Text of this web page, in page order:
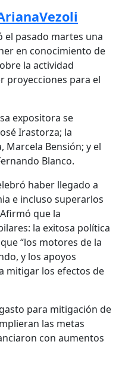
el pasado martes una
en conocimiento de
la actividad
proyecciones para el
expositora se
Irastorza; la
Marcela Bensión; y el
Blanco.
haber llegado a
e incluso superarlos
que la
la exitosa política
“los motores de la
y los apoyos
mitigar los efectos de
para mitigación de
las metas
con aumentos